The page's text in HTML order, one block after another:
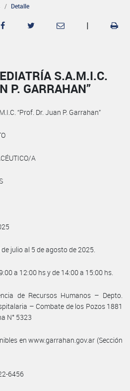
Detalle
|
S.A.M.I.C.
P. GARRAHAN”
“Prof. Dr. Juan P. Garrahan”
A
julio al 5 de agosto de 2025.
a 12:00 hs y de 14:00 a 15:00 hs.
de Recursos Humanos – Depto.
– Combate de los Pozos 1881
N° 5323
en www.garrahan.gov.ar (Sección
6456